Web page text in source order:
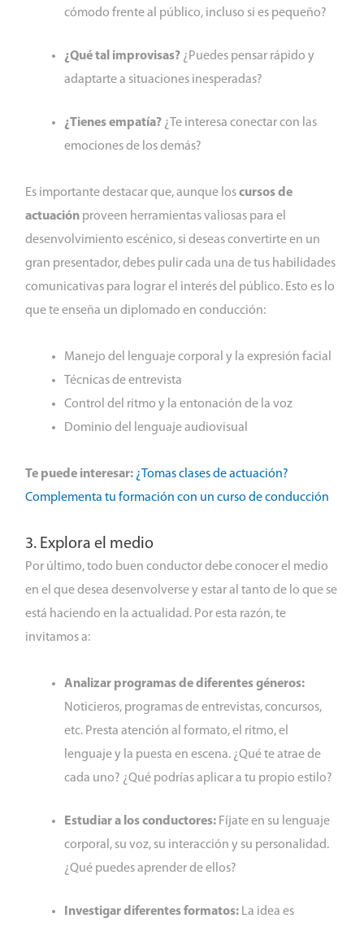
cómodo frente al público, incluso si es pequeño?
¿Qué tal improvisas? ¿Puedes pensar rápido y
adaptarte a situaciones inesperadas?
¿Tienes empatía? ¿Te interesa conectar con las
emociones de los demás?
Es importante destacar que, aunque loscursos de
actuación proveen herramientas valiosas para el
desenvolvimiento escénico, si deseas convertirte en un
gran presentador, debes pulir cada una de tus habilidades
comunicativas para lograr el interés del público. Esto es lo
que te enseña un diplomado en conducción:
Manejo del lenguaje corporal y la expresión facial
Técnicas de entrevista
Control del ritmo y la entonación de la voz
Dominio del lenguaje audiovisual
Te puede interesar: ¿Tomas clases de actuación?
Complementa tu formación con un curso de conducción
3. Explora el medio
Por último, todo buen conductor debe conocer el medio
en el que desea desenvolverse y estar al tanto de lo que se
está haciendo en la actualidad. Por esta razón, te
invitamos a:
Analizar programas de diferentes géneros:
Noticieros, programas de entrevistas, concursos,
etc. Presta atención al formato, el ritmo, el
lenguaje y la puesta en escena. ¿Qué te atrae de
cada uno? ¿Qué podrías aplicar a tu propio estilo?
Estudiar a los conductores: Fíjate en su lenguaje
corporal, su voz, su interacción y su personalidad.
¿Qué puedes aprender de ellos?
Investigar diferentes formatos: La idea es